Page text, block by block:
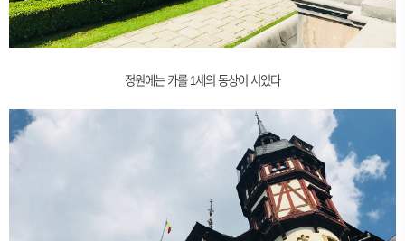
정원에는 카롤 1세의 동상이 서있다